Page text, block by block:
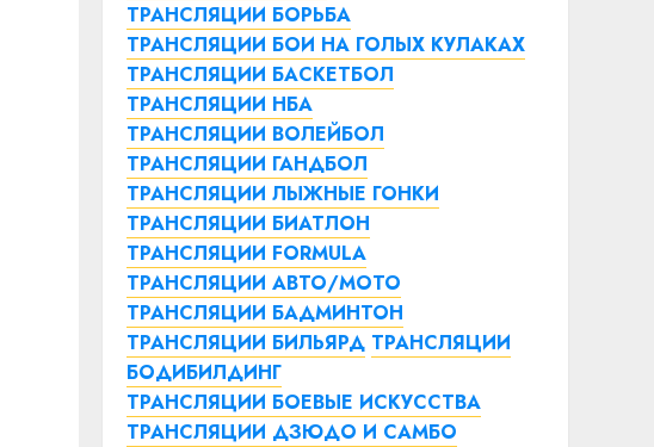
ТРАНСЛЯЦИИ БОРЬБА
ТРАНСЛЯЦИИ БОИ НА ГОЛЫХ КУЛАКАХ
ТРАНСЛЯЦИИ БАСКЕТБОЛ
ТРАНСЛЯЦИИ НБА
ТРАНСЛЯЦИИ ВОЛЕЙБОЛ
ТРАНСЛЯЦИИ ГАНДБОЛ
ТРАНСЛЯЦИИ ЛЫЖНЫЕ ГОНКИ
ТРАНСЛЯЦИИ БИАТЛОН
ТРАНСЛЯЦИИ FORMULA
ТРАНСЛЯЦИИ АВТО/МОТО
ТРАНСЛЯЦИИ БАДМИНТОН
ТРАНСЛЯЦИИ БИЛЬЯРД ТРАНСЛЯЦИИ
БОДИБИЛДИНГ
ТРАНСЛЯЦИИ БОЕВЫЕ ИСКУССТВА
ТРАНСЛЯЦИИ ДЗЮДО И САМБО